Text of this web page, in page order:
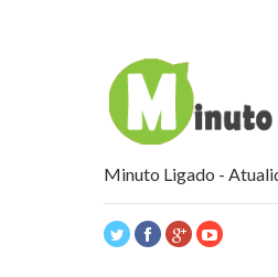
Minuto Ligado -